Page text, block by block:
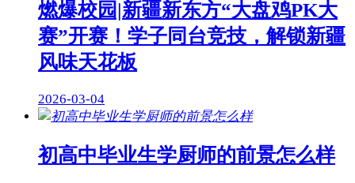
燃爆校园|新疆新东方“大盘鸡PK大
赛”开赛！学子同台竞技，解锁新疆
风味天花板
2026-03-04
初高中毕业生学厨师的前景怎么样